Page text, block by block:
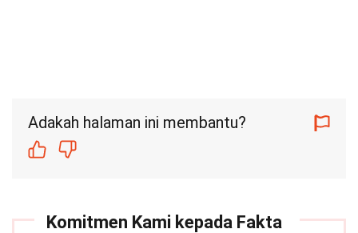
Adakah halaman ini membantu?
Komitmen Kami kepada Fakta